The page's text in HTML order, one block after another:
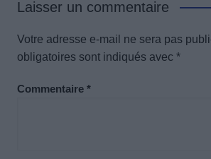
Laisser un commentaire
Votre adresse e-mail ne sera pas
obligatoires sont indiqués avec *
Commentaire *